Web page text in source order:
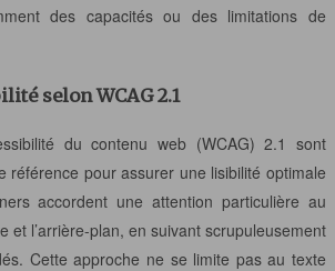
des capacités ou des limitations de
selon WCAG 2.1
du contenu web (WCAG) 2.1 sont
référence pour assurer une lisibilité optimale
accordent une attention particulière au
et l’arrière-plan, en suivant scrupuleusement
Cette approche ne se limite pas au texte